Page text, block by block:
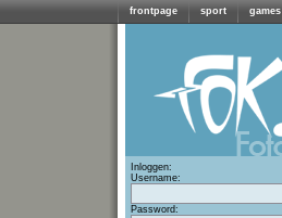
frontpage sport games
Inloggen:
Username:
Password: